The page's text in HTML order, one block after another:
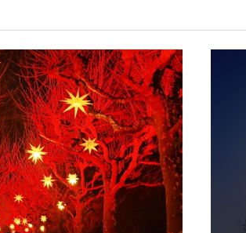
READ MORE